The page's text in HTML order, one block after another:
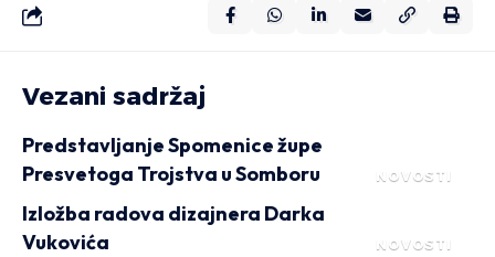
Vezani sadržaj
NOVOSTI
Predstavljanje Spomenice župe
Presvetoga Trojstva u Somboru
NOVOSTI
Izložba radova dizajnera Darka
Vukovića